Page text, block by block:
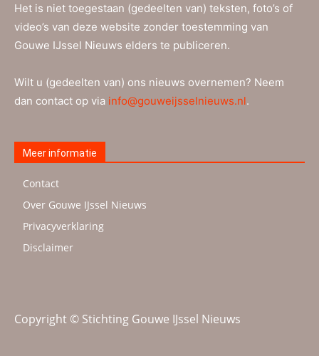
Het is niet toegestaan (gedeelten van) teksten, foto’s of
video’s van deze website zonder toestemming van
Gouwe IJssel Nieuws elders te publiceren.
Wilt u (gedeelten van) ons nieuws overnemen? Neem
dan contact op via info@gouweijsselnieuws.nl.
Meer informatie
Contact
Over Gouwe IJssel Nieuws
Privacyverklaring
Disclaimer
Copyright © Stichting Gouwe IJssel Nieuws